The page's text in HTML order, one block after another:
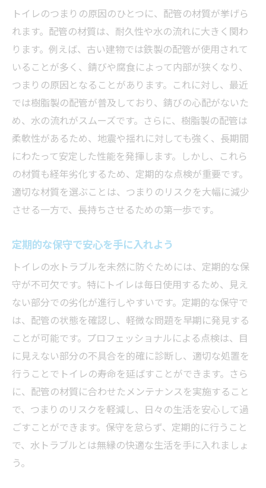
トイレのつまりの原因のひとつに、配管の材質が挙げら
れます。配管の材質は、耐久性や水の流れに大きく関わ
ります。例えば、古い建物では鉄製の配管が使用されて
いることが多く、錆びや腐食によって内部が狭くなり、
つまりの原因となることがあります。これに対し、最近
では樹脂製の配管が普及しており、錆びの心配がないた
め、水の流れがスムーズです。さらに、樹脂製の配管は
柔軟性があるため、地震や揺れに対しても強く、長期間
にわたって安定した性能を発揮します。しかし、これら
の材質も経年劣化するため、定期的な点検が重要です。
適切な材質を選ぶことは、つまりのリスクを大幅に減少
させる一方で、長持ちさせるための第一歩です。
定期的な保守で安心を手に入れよう
トイレの水トラブルを未然に防ぐためには、定期的な保
守が不可欠です。特にトイレは毎日使用するため、見え
ない部分での劣化が進行しやすいです。定期的な保守で
は、配管の状態を確認し、軽微な問題を早期に発見する
ことが可能です。プロフェッショナルによる点検は、目
に見えない部分の不具合を的確に診断し、適切な処置を
行うことでトイレの寿命を延ばすことができます。さら
に、配管の材質に合わせたメンテナンスを実施すること
で、つまりのリスクを軽減し、日々の生活を安心して過
ごすことができます。保守を怠らず、定期的に行うこと
で、水トラブルとは無縁の快適な生活を手に入れましょ
う。